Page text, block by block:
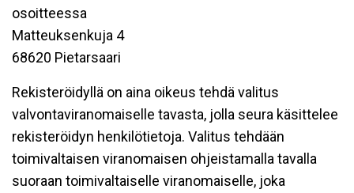
osoitteessa
Matteuksenkuja 4
68620 Pietarsaari
Rekisteröidyllä on aina oikeus tehdä valitus
valvontaviranomaiselle tavasta, jolla seura käsittelee
rekisteröidyn henkilötietoja. Valitus tehdään
toimivaltaisen viranomaisen ohjeistamalla tavalla
suoraan toimivaltaiselle viranomaiselle, joka